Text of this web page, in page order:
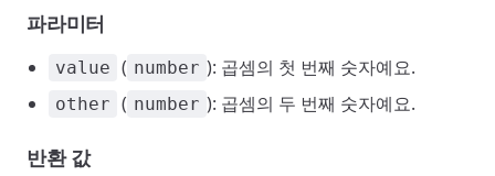
파라미터
value ( number ): 곱셈의 첫 번째 숫자예요.
other ( number ): 곱셈의 두 번째 숫자예요.
반환 값